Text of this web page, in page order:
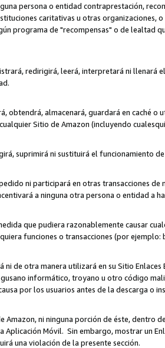
persona o entidad contraprestación,
caritativas u otras organizaciones,
programa de "recompensas" o de lealtad
redirigirá, leerá, interpretará ni
obtendrá, almacenará, guardará en caché
Sitio de Amazon (incluyendo
suprimirá ni sustituirá el funcionamiento
ni participará en otras transacciones
a ninguna otra persona o entidad a
que pudiera razonablemente causar
funciones o transacciones (por
ni de otra manera utilizará en su Sitio
informático, troyano u otro código
por los usuarios antes de la descarga
Amazon, ni ninguna porción de éste,
Aplicación Móvil. Sin embargo, mostrar un
una violación de la presente sección.